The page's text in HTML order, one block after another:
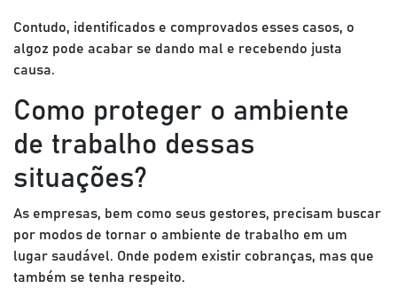
Contudo, identificados e comprovados esses casos, o
algoz pode acabar se dando mal e recebendo justa
causa.
Como proteger o ambiente
de trabalho dessas
situações?
As empresas, bem como seus gestores, precisam buscar
por modos de tornar o ambiente de trabalho em um
lugar saudável. Onde podem existir cobranças, mas que
também se tenha respeito.